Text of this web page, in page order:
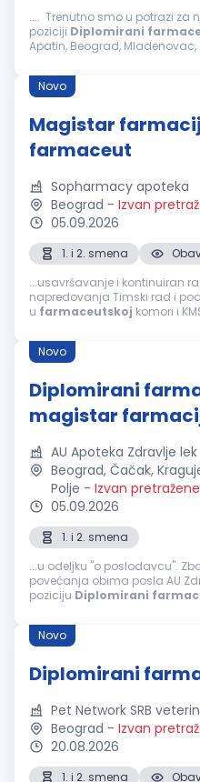
.... Trenutno smo u potrazi
poziciji Diplomirani
Apatin, Beograd, Mladenovac,
Stara Pazova...
Novo
Magistar
farmaceut
Sopharmacy apoteka
Beograd - Izvan
05.09.2026
1. i 2. smena
...usavršavanje i kontinuiran
napredovanja Timski rad i
u farmaceutskoj komori i KMSZTS Ako
stručni ispit i licencu za rad,
Novo
Diplomirani
magistar
AU Apoteka Zdravlje lek
Beograd, Čačak,
Polje - Izvan
05.09.2026
1. i 2. smena
...u odeljku "o poslodavcu".
povećanja obima posla AU
poziciju Diplomirani
(Zemun) - Zemun polju...
Novo
Diplomirani
Pet Network SRB
Beograd - Izvan
20.08.2026
1. i 2. smena